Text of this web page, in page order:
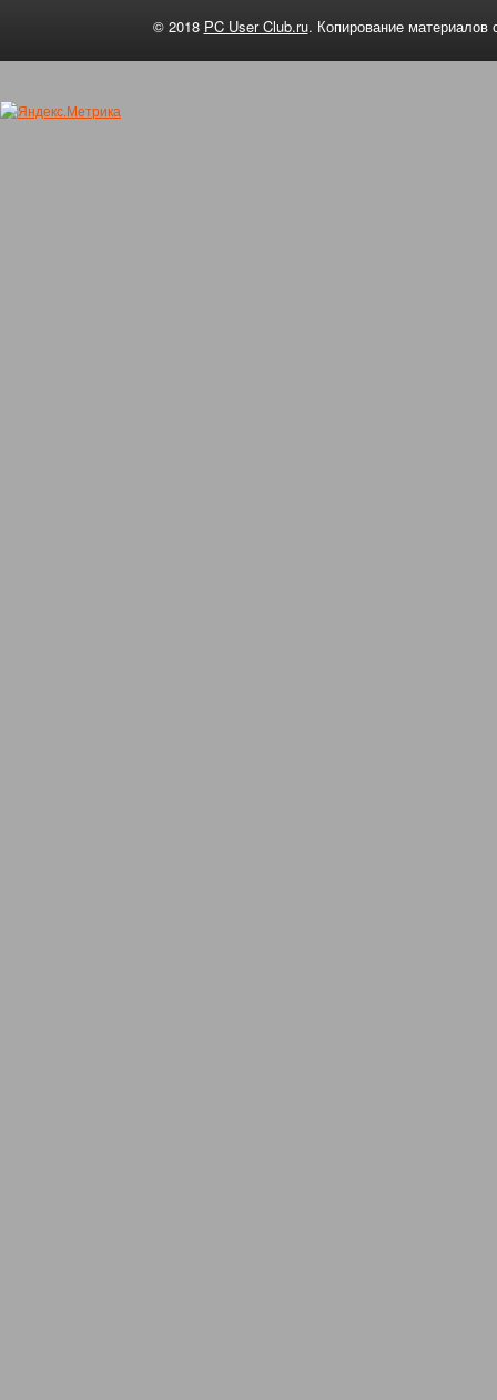
© 2018 PC User Club.ru. Копирование материалов